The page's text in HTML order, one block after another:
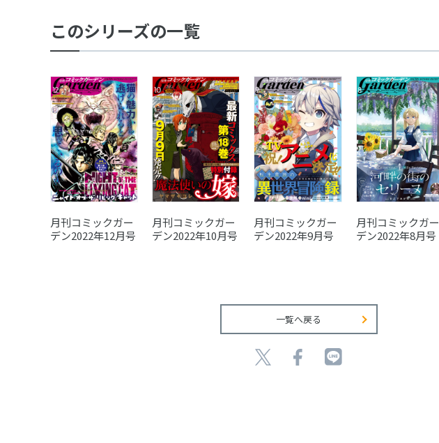
このシリーズの一覧
月刊コミックガー
デン2022年12月号
月刊コミックガー
デン2022年10月号
月刊コミックガー
デン2022年9月号
月刊コミックガー
デン2022年8月号
一覧へ戻る